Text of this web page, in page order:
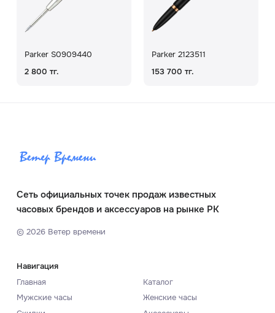
Parker S0909440
2 800 тг.
Parker 2123511
153 700 тг.
Сеть официальных точек продаж известных
часовых брендов и аксессуаров на рынке РК
© 2026Ветер времени
Навигация
Главная
Каталог
Мужские часы
Женские часы